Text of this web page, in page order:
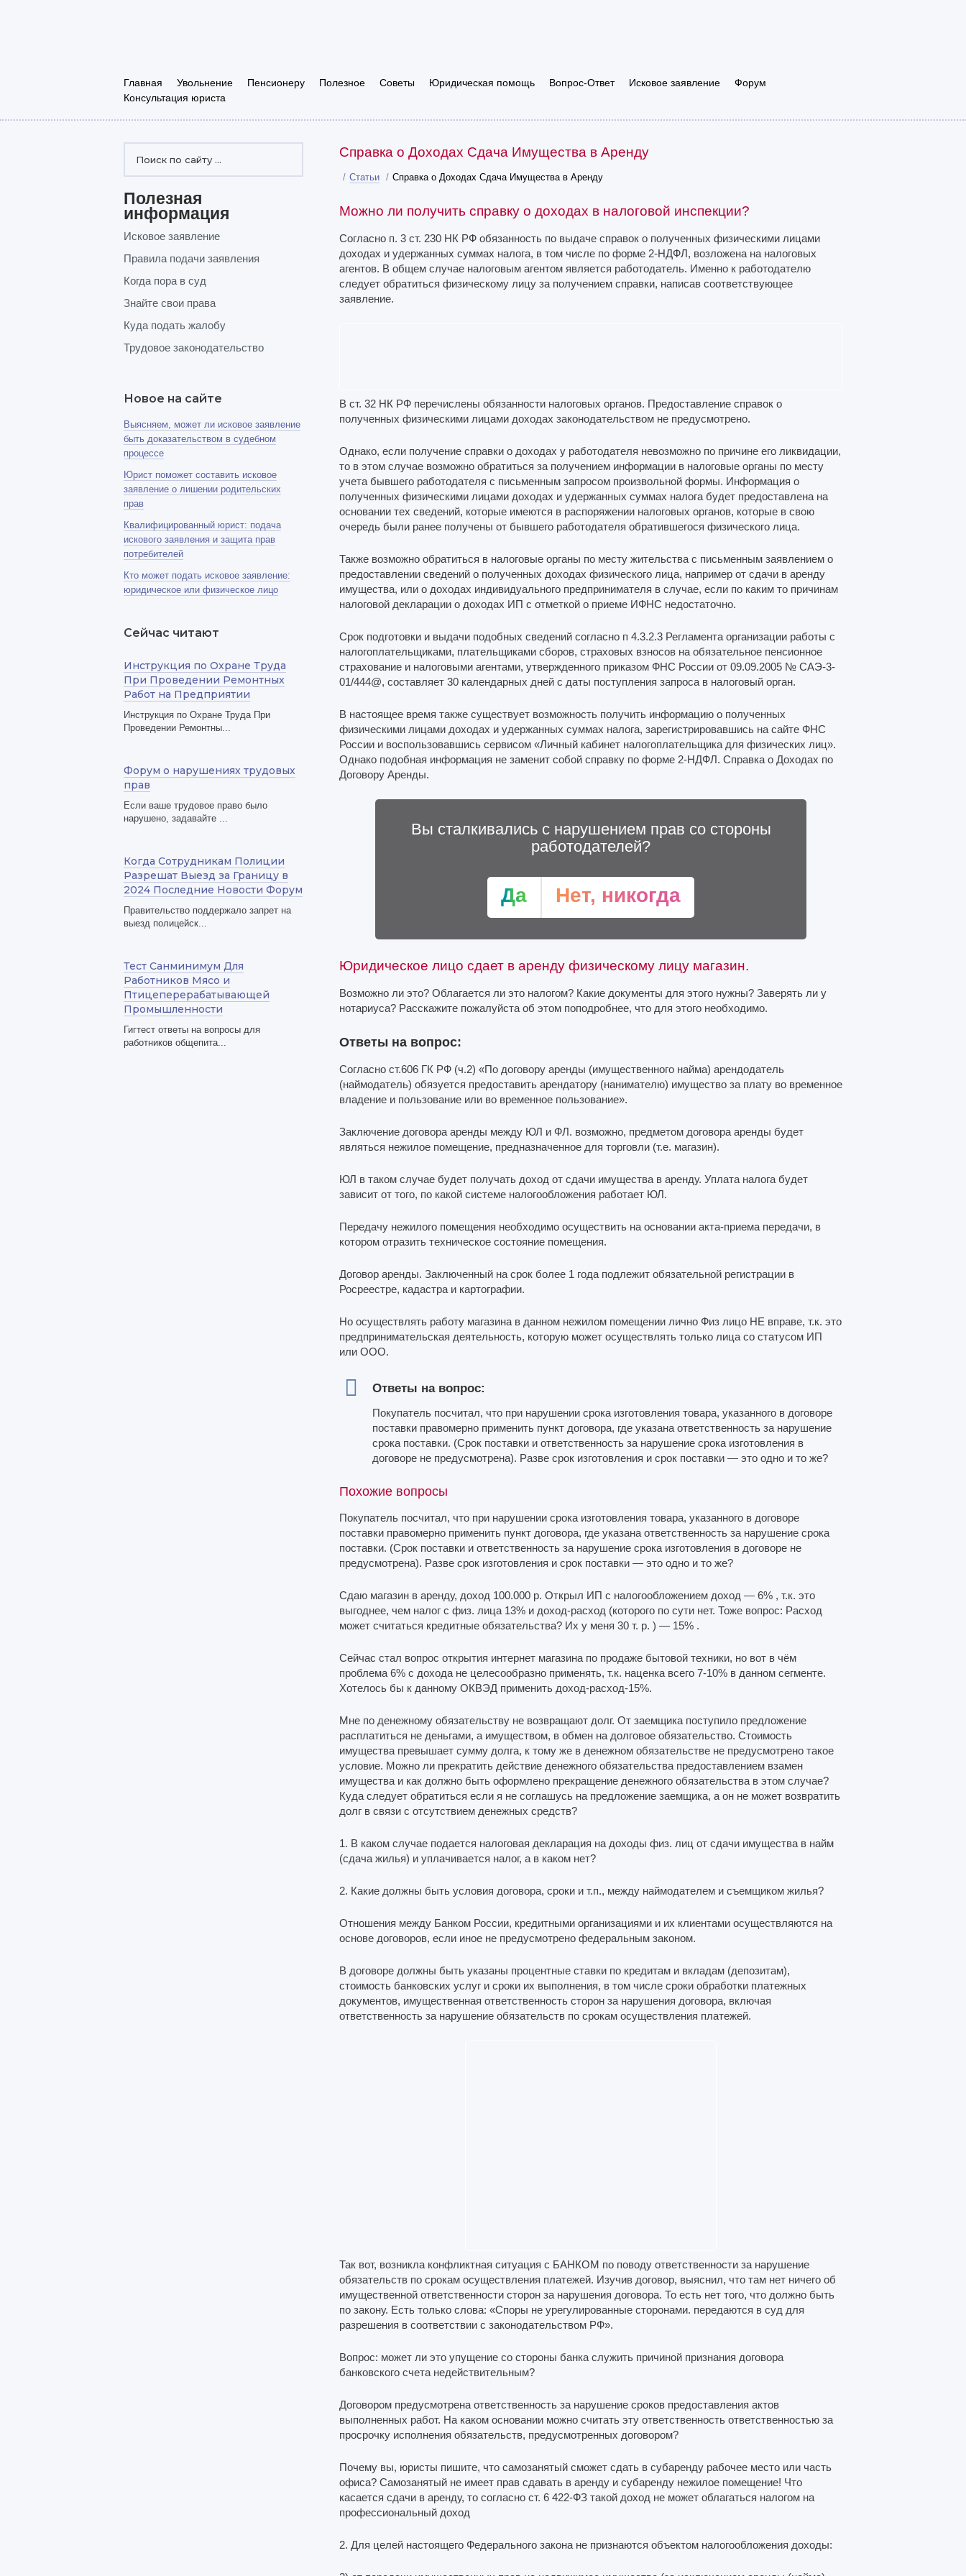
Главная Увольнение Пенсионеру Полезное Советы Юридическая помощь Вопрос-Ответ Исковое заявление
Форум
Консультация юриста
Справка о Доходах Сдача Имущества в Аренду
/ Статьи / Справка о Доходах Сдача Имущества в Аренду
Можно ли получить справку о доходах в налоговой инспекции?
Согласно п. 3 ст. 230 НК РФ обязанность по выдаче справок о полученных физическими лицами
доходах и удержанных суммах налога, в том числе по форме 2-НДФЛ, возложена на налоговых
агентов. В общем случае налоговым агентом является работодатель. Именно к работодателю
следует обратиться физическому лицу за получением справки, написав соответствующее
заявление.
В ст. 32 НК РФ перечислены обязанности налоговых органов. Предоставление справок о
полученных физическими лицами доходах законодательством не предусмотрено.
Однако, если получение справки о доходах у работодателя невозможно по причине его ликвидации,
то в этом случае возможно обратиться за получением информации в налоговые органы по месту
учета бывшего работодателя с письменным запросом произвольной формы. Информация о
полученных физическими лицами доходах и удержанных суммах налога будет предоставлена на
основании тех сведений, которые имеются в распоряжении налоговых органов, которые в свою
очередь были ранее получены от бывшего работодателя обратившегося физического лица.
Также возможно обратиться в налоговые органы по месту жительства с письменным заявлением о
предоставлении сведений о полученных доходах физического лица, например от сдачи в аренду
имущества, или о доходах индивидуального предпринимателя в случае, если по каким то причинам
налоговой декларации о доходах ИП с отметкой о приеме ИФНС недостаточно.
Срок подготовки и выдачи подобных сведений согласно п 4.3.2.3 Регламента организации работы с
налогоплательщиками, плательщиками сборов, страховых взносов на обязательное пенсионное
страхование и налоговыми агентами, утвержденного приказом ФНС России от 09.09.2005 № САЭ-3-
01/444@, составляет 30 календарных дней с даты поступления запроса в налоговый орган.
В настоящее время также существует возможность получить информацию о полученных
физическими лицами доходах и удержанных суммах налога, зарегистрировавшись на сайте ФНС
России и воспользовавшись сервисом «Личный кабинет налогоплательщика для физических лиц».
Однако подобная информация не заменит собой справку по форме 2-НДФЛ. Справка о Доходах по
Договору Аренды.
Вы сталкивались с нарушением прав со стороны
работодателей?
Да Нет, никогда
Юридическое лицо сдает в аренду физическому лицу магазин.
Возможно ли это? Облагается ли это налогом? Какие документы для этого нужны? Заверять ли у
нотариуса? Расскажите пожалуйста об этом поподробнее, что для этого необходимо.
Ответы на вопрос:
Согласно ст.606 ГК РФ (ч.2) «По договору аренды (имущественного найма) арендодатель
(наймодатель) обязуется предоставить арендатору (нанимателю) имущество за плату во временное
владение и пользование или во временное пользование».
Заключение договора аренды между ЮЛ и ФЛ. возможно, предметом договора аренды будет
являться нежилое помещение, предназначенное для торговли (т.е. магазин).
ЮЛ в таком случае будет получать доход от сдачи имущества в аренду. Уплата налога будет
зависит от того, по какой системе налогообложения работает ЮЛ.
Передачу нежилого помещения необходимо осуществить на основании акта-приема передачи, в
котором отразить техническое состояние помещения.
Договор аренды. Заключенный на срок более 1 года подлежит обязательной регистрации в
Росреестре, кадастра и картографии.
Но осуществлять работу магазина в данном нежилом помещении лично Физ лицо НЕ вправе, т.к. это
предпринимательская деятельность, которую может осуществлять только лица со статусом ИП
или ООО.
Ответы на вопрос:
Покупатель посчитал, что при нарушении срока изготовления товара, указанного в договоре
поставки правомерно применить пункт договора, где указана ответственность за нарушение
срока поставки. (Срок поставки и ответственность за нарушение срока изготовления в
договоре не предусмотрена). Разве срок изготовления и срок поставки — это одно и то же?
Похожие вопросы
Покупатель посчитал, что при нарушении срока изготовления товара, указанного в договоре
поставки правомерно применить пункт договора, где указана ответственность за нарушение срока
поставки. (Срок поставки и ответственность за нарушение срока изготовления в договоре не
предусмотрена). Разве срок изготовления и срок поставки — это одно и то же?
Сдаю магазин в аренду, доход 100.000 р. Открыл ИП с налогообложением доход — 6% , т.к. это
выгоднее, чем налог с физ. лица 13% и доход-расход (которого по сути нет. Тоже вопрос: Расход
может считаться кредитные обязательства? Их у меня 30 т. р. ) — 15% .
Сейчас стал вопрос открытия интернет магазина по продаже бытовой техники, но вот в чём
проблема 6% с дохода не целесообразно применять, т.к. наценка всего 7-10% в данном сегменте.
Хотелось бы к данному ОКВЭД применить доход-расход-15%.
Мне по денежному обязательству не возвращают долг. От заемщика поступило предложение
расплатиться не деньгами, а имуществом, в обмен на долговое обязательство. Стоимость
имущества превышает сумму долга, к тому же в денежном обязательстве не предусмотрено такое
условие. Можно ли прекратить действие денежного обязательства предоставлением взамен
имущества и как должно быть оформлено прекращение денежного обязательства в этом случае?
Куда следует обратиться если я не соглашусь на предложение заемщика, а он не может возвратить
долг в связи с отсутствием денежных средств?
1. В каком случае подается налоговая декларация на доходы физ. лиц от сдачи имущества в найм
(сдача жилья) и уплачивается налог, а в каком нет?
2. Какие должны быть условия договора, сроки и т.п., между наймодателем и съемщиком жилья?
Отношения между Банком России, кредитными организациями и их клиентами осуществляются на
основе договоров, если иное не предусмотрено федеральным законом.
В договоре должны быть указаны процентные ставки по кредитам и вкладам (депозитам),
стоимость банковских услуг и сроки их выполнения, в том числе сроки обработки платежных
документов, имущественная ответственность сторон за нарушения договора, включая
ответственность за нарушение обязательств по срокам осуществления платежей.
Так вот, возникла конфликтная ситуация с БАНКОМ по поводу ответственности за нарушение
обязательств по срокам осуществления платежей. Изучив договор, выяснил, что там нет ничего об
имущественной ответственности сторон за нарушения договора. То есть нет того, что должно быть
по закону. Есть только слова: «Споры не урегулированные сторонами. передаются в суд для
разрешения в соответствии с законодательством РФ».
Вопрос: может ли это упущение со стороны банка служить причиной признания договора
банковского счета недействительным?
Договором предусмотрена ответственность за нарушение сроков предоставления актов
выполненных работ. На каком основании можно считать эту ответственность ответственностью за
просрочку исполнения обязательств, предусмотренных договором?
Почему вы, юристы пишите, что самозанятый сможет сдать в субаренду рабочее место или часть
офиса? Самозанятый не имеет прав сдавать в аренду и субаренду нежилое помещение! Что
касается сдачи в аренду, то согласно ст. 6 422-ФЗ такой доход не может облагаться налогом на
профессиональный доход
2. Для целей настоящего Федерального закона не признаются объектом налогообложения доходы:
Полезная
информация
Исковое заявление
Правила подачи заявления
Когда пора в суд
Знайте свои права
Куда подать жалобу
Трудовое законодательство
Новое на сайте
Выясняем, может ли исковое заявление
быть доказательством в судебном
процессе
Юрист поможет составить исковое
заявление о лишении родительских
прав
Квалифицированный юрист: подача
искового заявления и защита прав
потребителей
Кто может подать исковое заявление:
юридическое или физическое лицо
Сейчас читают
Инструкция по Охране Труда
При Проведении Ремонтных
Работ на Предприятии
Инструкция по Охране Труда При
Проведении Ремонтны...
Форум о нарушениях трудовых
прав
Если ваше трудовое право было
нарушено, задавайте ...
Когда Сотрудникам Полиции
Разрешат Выезд за Границу в
2024 Последние Новости Форум
Правительство поддержало запрет на
выезд полицейск...
Тест Санминимум Для
Работников Мясо и
Птицеперерабатывающей
Промышленности
Гигтест ответы на вопросы для
работников общепита...